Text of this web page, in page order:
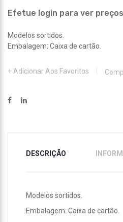
Efetue login para ver preços
Modelos sortidos.
Embalagem: Caixa de cartão.
Adicionar Aos Favoritos
DESCRIÇÃO
Modelos sortidos.
Embalagem: Caixa de cartão.